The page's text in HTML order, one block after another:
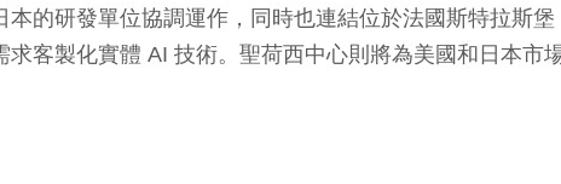
的研發單位協調運作，同時也連結位於法國斯特拉斯
客製化實體 AI 技術。聖荷西中心則將為美國和日本市